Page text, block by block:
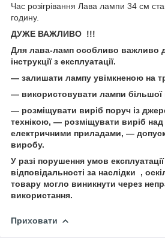
Час розігрівання Лава лампи 34 см
годину.
ДУЖЕ ВАЖЛИВО !!!
Для лава-ламп особливо важливо
інструкції з експлуатації.
— залишати лампу увімкненою на
— використовувати лампи більшої
— розміщувати виріб поруч із
технікою, — розміщувати виріб
електричними приладами, —
виробу.
У разі порушення умов
відповідальності за наслідки ,
товару могло виникнути через
використання.
Приховати